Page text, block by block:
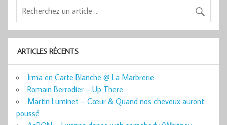
ARTICLES RÉCENTS
Irma en Carte Blanche @ La Marbrerie
Romain Berrodier – Up There
Martin Luminet – Cœur & Quand nos cheveux auront
poussé